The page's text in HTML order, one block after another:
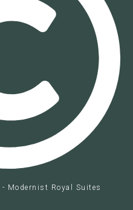
- Modernist Royal Suites